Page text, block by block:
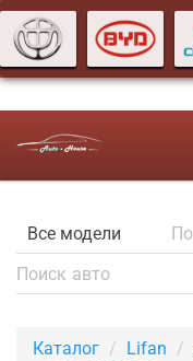
Каталог Lifan